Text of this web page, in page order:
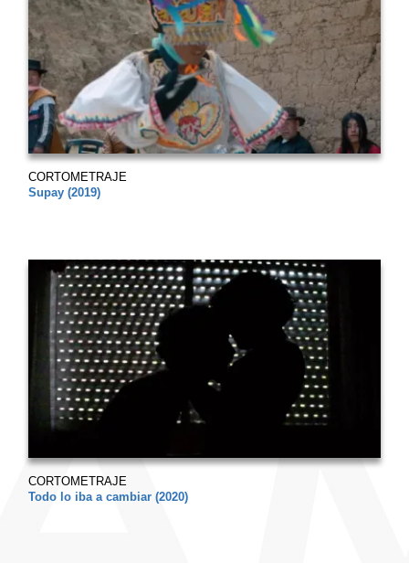
CORTOMETRAJE
Supay (2019)
CORTOMETRAJE
Todo lo iba a cambiar (2020)